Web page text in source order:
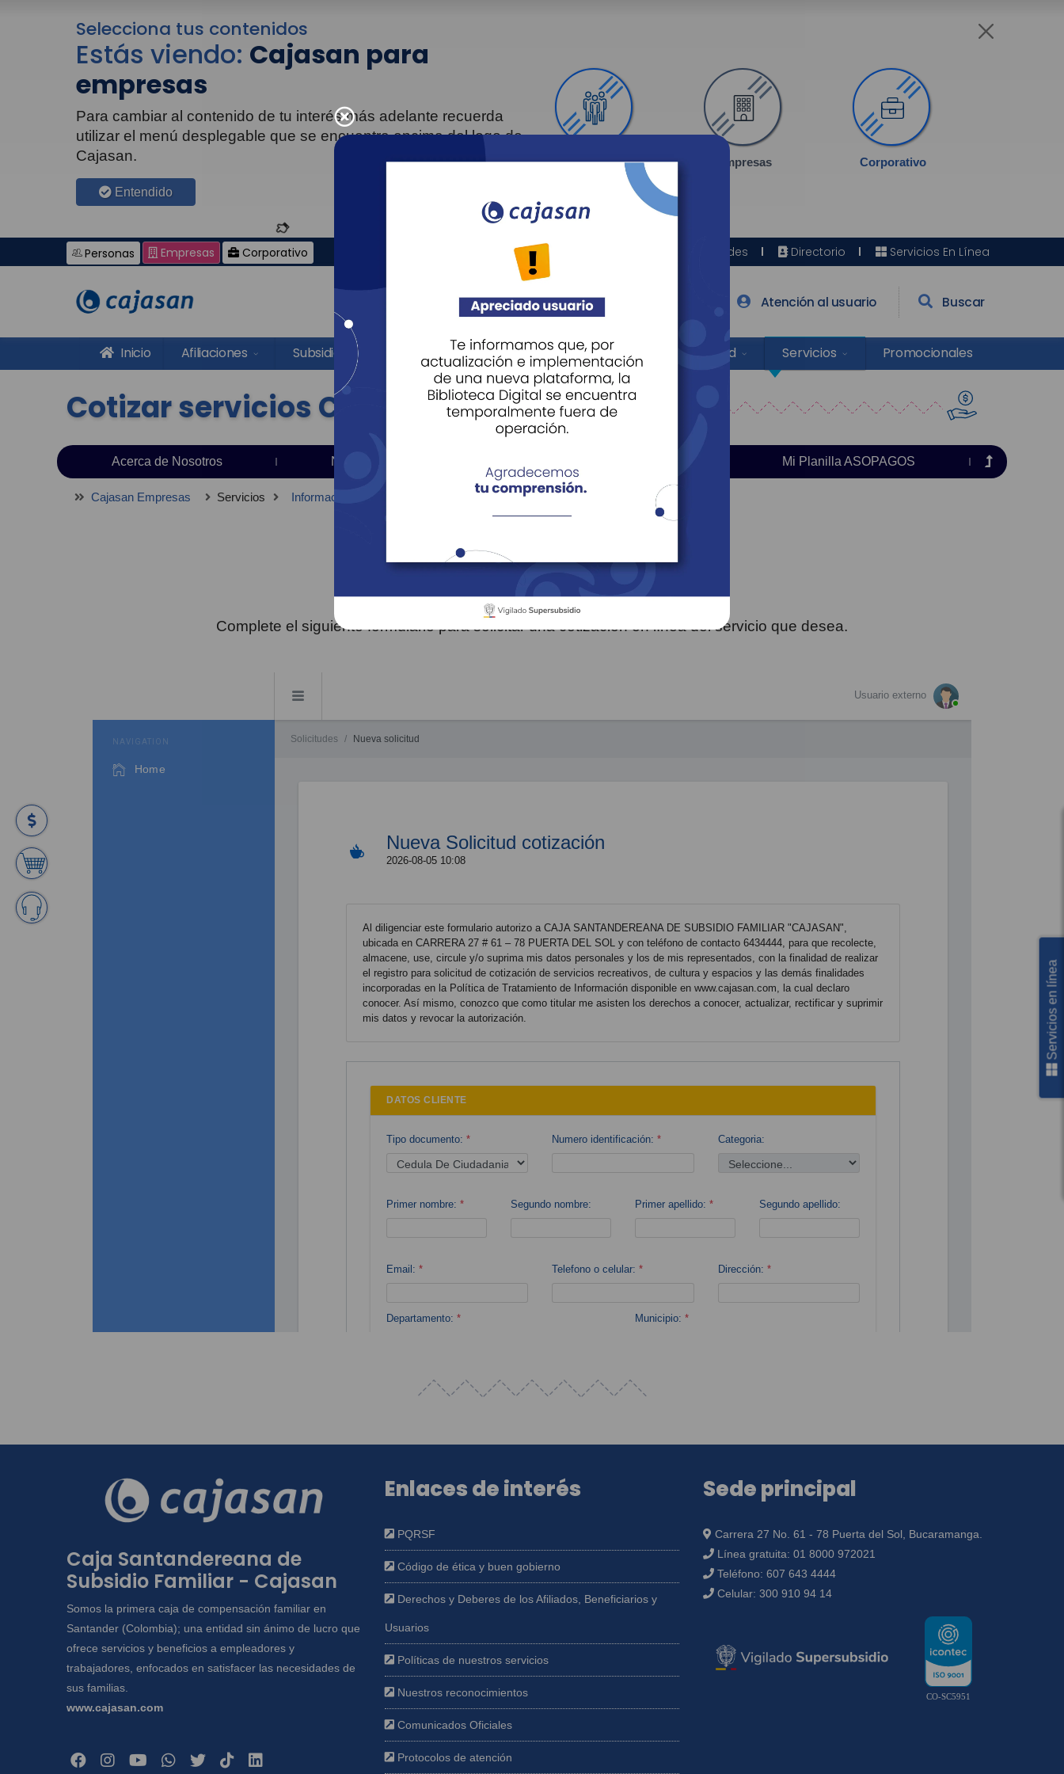
Selecciona tus contenidos
Estás viendo: Cajasan para
empresas
Para cambiar al contenido de tu interés más adelante recuerda
utilizar el menú desplegable que se encuentra encima del logo de
Cajasan.
Entendido
Personas Empresas Corporativo
Personas Empresas Corporativo Sedes Directorio Servicios En Línea
Agéndate Atención al usuario Buscar
Inicio Afiliaciones Subsidios Recreación Educación Cultura Salud Servicios Promocionales
Cotizar servicios Cajasan
Acerca de Nosotros Nuestras Sedes Mi Planilla ASOPAGOS
Cajasan Empresas Servicios Información y Herramientas Cotizar servicios Cajasan
Cotizador en línea
Complete el siguiente formulario para solicitar una cotización en línea del servicio que desea.
Caja Santandereana de
Subsidio Familiar - Cajasan
Somos la primera caja de compensación familiar en
Santander (Colombia); una entidad sin ánimo de lucro que
ofrece servicios y beneficios a empleadores y
trabajadores, enfocados en satisfacer las necesidades de
sus familias.
www.cajasan.com
Enlaces de interés
PQRSF
Código de ética y buen gobierno
Derechos y Deberes de los Afiliados, Beneficiarios y
Usuarios
Políticas de nuestros servicios
Nuestros reconocimientos
Comunicados Oficiales
Protocolos de atención
Sede principal
Carrera 27 No. 61 - 78 Puerta del Sol, Bucaramanga.
Línea gratuita: 01 8000 972021
Teléfono: 607 643 4444
Celular: 300 910 94 14
CO-SC5951
Servicios en línea